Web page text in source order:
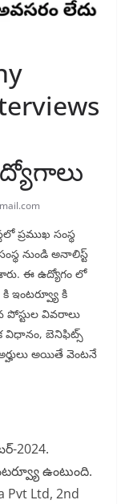
ప్రముఖ సంస్థ
నుండి అనాలిస్ట్
ఈ ఉద్యోగం లో
ఇంటర్వ్యూ కి
పోస్టుల వివరాలు
విధానం, బెనిఫిట్స్
అయితే వెంటనే
2024.
ఉంటుంది.
Pvt Ltd, 2nd